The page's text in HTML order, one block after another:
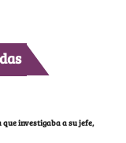
que investigaba a su jefe,